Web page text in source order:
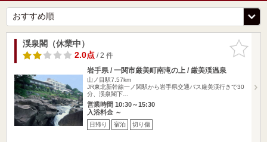
お気に入
りに追加
渓泉閣（休業中）
2.0点/ 2 件
岩手県 / 一関市厳美町南滝の上 / 厳美渓温泉
山ノ目駅7.57km
JR東北新幹線一ノ関駅から岩手県交通バス厳美渓行きで30
分、渓泉閣下…
営業時間 10:30～15:30
入浴料金 ～
日帰り 宿泊 切り傷